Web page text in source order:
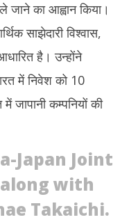
करेगा PMO : पीएम मोदी
जाने का आह्वान किया।
साझेदारी विश्वास,
है। उन्होंने
में निवेश को 10
कम्पनियों की
Japan Joint
along with
Takaichi.